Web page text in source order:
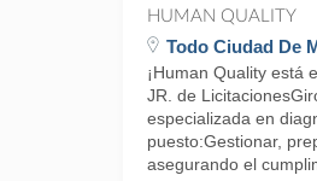
HUMAN QUALITY
Todo Ciudad De
¡Human Quality está
JR. de
especializada en
puesto:Gestionar,
asegurando el